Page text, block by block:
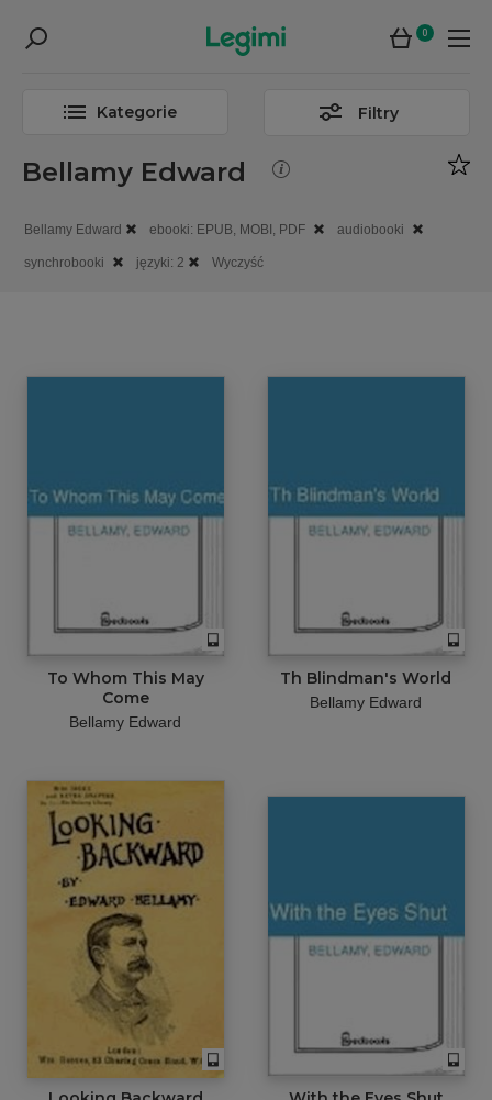
0
Kategorie Filtry
Bellamy Edward
Bellamy Edward ebooki: EPUB, MOBI, PDF audiobooki
synchrobooki języki: 2 Wyczyść
To Whom This May
Come
Bellamy Edward
Th Blindman's World
Bellamy Edward